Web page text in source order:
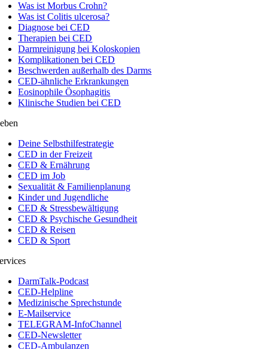
Was ist Morbus Crohn?
Was ist Colitis ulcerosa?
Diagnose bei CED
Therapien bei CED
Darmreinigung bei Koloskopien
Komplikationen bei CED
Beschwerden außerhalb des Darms
CED-ähnliche Erkrankungen
Eosinophile Ösophagitis
Klinische Studien bei CED
Deine Selbsthilfestrategie
CED in der Freizeit
CED & Ernährung
CED im Job
Sexualität & Familienplanung
Kinder und Jugendliche
CED & Stressbewältigung
CED & Psychische Gesundheit
CED & Reisen
CED & Sport
DarmTalk-Podcast
CED-Helpline
Medizinische Sprechstunde
E-Mailservice
TELEGRAM-InfoChannel
CED-Newsletter
CED-Ambulanzen